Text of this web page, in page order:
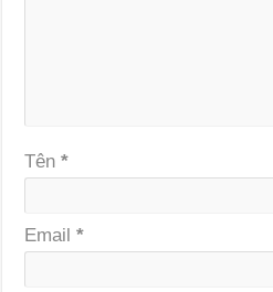
Tên*
Email*